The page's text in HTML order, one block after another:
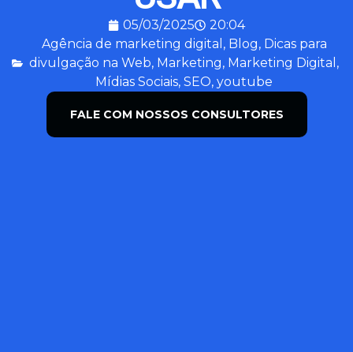
05/03/2025
20:04
Agência de marketing digital , Blog, Dicas para
divulgação na Web, Marketing, Marketing Digital ,
Mídias Sociais, SEO, youtube
FALE COM NOSSOS CONSULTORES